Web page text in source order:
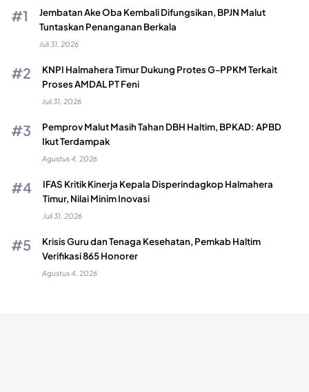
Jembatan Ake Oba Kembali Difungsikan, BPJN Malut
Tuntaskan Penanganan Berkala
Juli 31, 2026
KNPI Halmahera Timur Dukung Protes G-PPKM Terkait
Proses AMDAL PT Feni
Juli 31, 2026
Pemprov Malut Masih Tahan DBH Haltim, BPKAD: APBD
Ikut Terdampak
Agustus 4, 2026
IFAS Kritik Kinerja Kepala Disperindagkop Halmahera
Timur, Nilai Minim Inovasi
Juli 31, 2026
Krisis Guru dan Tenaga Kesehatan, Pemkab Haltim
Verifikasi 865 Honorer
Agustus 4, 2026